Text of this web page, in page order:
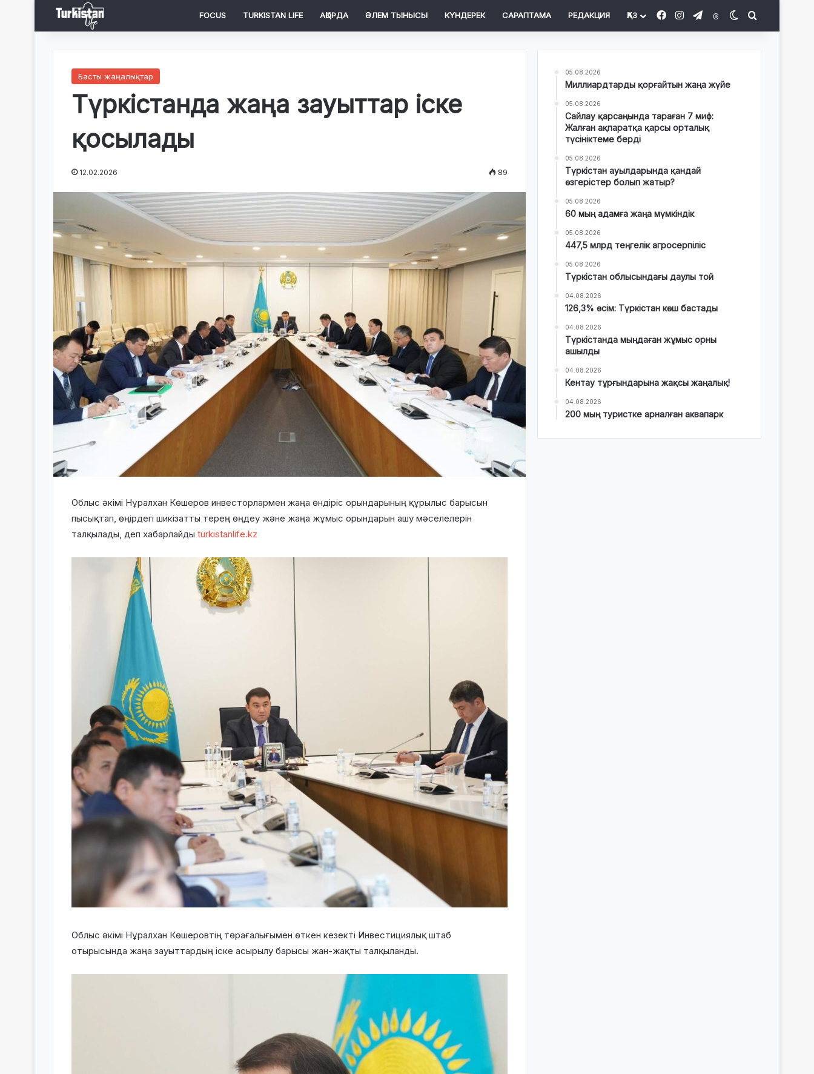
FOCUS TURKISTAN LIFE АҚОРДА ӘЛЕМ ТЫНЫСЫ КҮНДЕРЕК САРАПТАМА РЕДАКЦИЯ ҚАЗ FacebookInstagram
TelegramThreadsSwitch skin
Басты жаңалықтар
Түркістанда жаңа зауыттар іске
қосылады
12.02.2026 89
Облыс әкімі Нұралхан Көшеров инвесторлармен жаңа өндіріс орындарының құрылыс барысын
пысықтап, өңірдегі шикізатты терең өңдеу және жаңа жұмыс орындарын ашу мәселелерін
талқылады, деп хабарлайды turkistanlife.kz
Облыс әкімі Нұралхан Көшеровтің төрағалығымен өткен кезекті Инвестициялық штаб
отырысында жаңа зауыттардың іске асырылу барысы жан-жақты талқыланды.
05.08.2026
Миллиардтарды қорғайтын жаңа жүйе
05.08.2026
Сайлау қарсаңында тараған 7 миф:
Жалған ақпаратқа қарсы орталық
түсініктеме берді
05.08.2026
Түркістан ауылдарында қандай
өзгерістер болып жатыр?
05.08.2026
60 мың адамға жаңа мүмкіндік
05.08.2026
447,5 млрд теңгелік агросерпіліс
05.08.2026
Түркістан облысындағы даулы той
04.08.2026
126,3% өсім: Түркістан көш бастады
04.08.2026
Түркістанда мыңдаған жұмыс орны
ашылды
04.08.2026
Кентау тұрғындарына жақсы жаңалық!
04.08.2026
200 мың туристке арналған аквапарк